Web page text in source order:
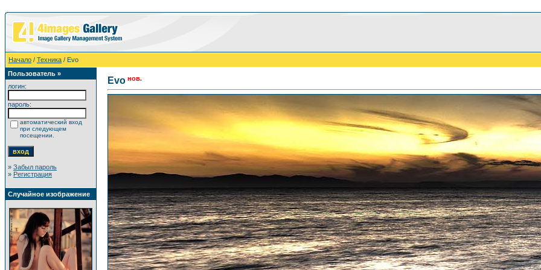
Начало / Техника / Evo
Пользователь »
логин:
пароль:
автоматический вход
при следующем
посещении.
» Забыл пароль
» Регистрация
Случайное изображение
Evo нов.